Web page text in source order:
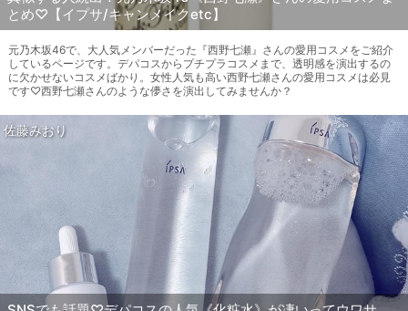
とめ♡【イプサ/キャンメイクetc】
元乃木坂46で、大人気メンバーだった『西野七瀬』さんの愛用コスメをご紹介
しているページです。デパコスからプチプラコスメまで、透明感を演出するの
に欠かせないコスメばかり。女性人気も高い西野七瀬さんの愛用コスメは必見
です♡西野七瀬さんのような儚さを演出してみませんか？
佐藤みおり